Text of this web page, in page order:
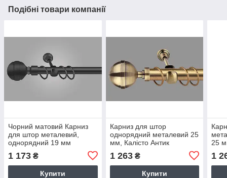
Подібні товари компанії
Чорний матовий Карниз
для штор металевий,
однорядний 19 мм
1 173 ₴
Купити
Карниз для штор
однорядний металевий 25
мм, Калісто Антик
1 263₴
Купити
25
1